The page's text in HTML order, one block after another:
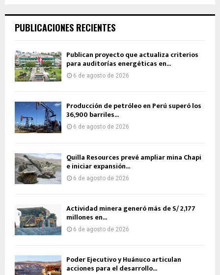
PUBLICACIONES RECIENTES
Publican proyecto que actualiza criterios
para auditorías energéticas en...
6 de agosto de 2026
Producción de petróleo en Perú superó los
36,900 barriles...
6 de agosto de 2026
Quilla Resources prevé ampliar mina Chapi
e iniciar expansión...
6 de agosto de 2026
Actividad minera generó más de S/ 2,177
millones en...
6 de agosto de 2026
Poder Ejecutivo y Huánuco articulan
acciones para el desarrollo...